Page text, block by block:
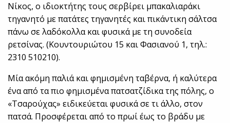
Νίκος, ο ιδιοκτήτης τους σερβίρει μπακαλιαράκι
τηγανητό με πατάτες τηγανητές και πικάντικη σάλτσα
πάνω σε λαδόκολλα και φυσικά με τη συνοδεία
ρετσίνας. (Κουντουριώτου 15 και Φασιανού 1, τηλ.:
2310 510210).
Μία ακόμη παλιά και φημισμένη ταβέρνα, ή καλύτερα
ένα από τα πιο φημισμένα πατσατζίδικα της πόλης, ο
«Τσαρούχας» ειδικεύεται φυσικά σε τι άλλο, στον
πατσά. Προσφέρεται από το πρωί έως το βράδυ με